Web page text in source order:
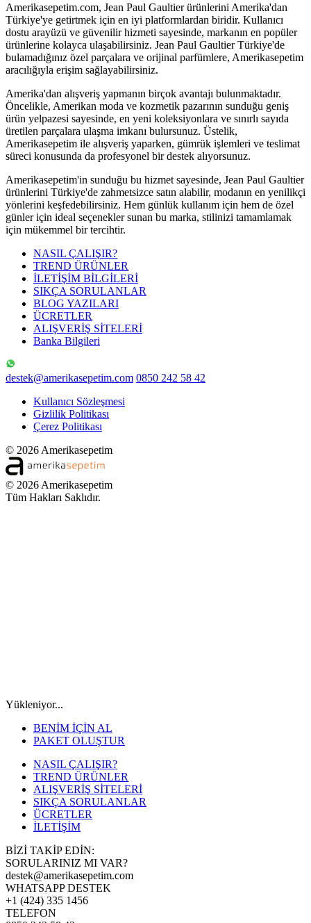
Amerikasepetim.com, Jean Paul Gaultier ürünlerini Amerika'dan
Türkiye'ye getirtmek için en iyi platformlardan biridir. Kullanıcı
dostu arayüzü ve güvenilir hizmeti sayesinde, markanın en popüler
ürünlerine kolayca ulaşabilirsiniz. Jean Paul Gaultier Türkiye'de
bulamadığınız özel parçalara ve orijinal parfümlere, Amerikasepetim
aracılığıyla erişim sağlayabilirsiniz.
Amerika'dan alışveriş yapmanın birçok avantajı bulunmaktadır.
Öncelikle, Amerikan moda ve kozmetik pazarının sunduğu geniş
ürün yelpazesi sayesinde, en yeni koleksiyonlara ve sınırlı sayıda
üretilen parçalara ulaşma imkanı bulursunuz. Üstelik,
Amerikasepetim ile alışveriş yaparken, gümrük işlemleri ve teslimat
süreci konusunda da profesyonel bir destek alıyorsunuz.
Amerikasepetim'in sunduğu bu hizmet sayesinde, Jean Paul Gaultier
ürünlerini Türkiye'de zahmetsizce satın alabilir, modanın en yenilikçi
yönlerini keşfedebilirsiniz. Hem günlük kullanım için hem de özel
günler için ideal seçenekler sunan bu marka, stilinizi tamamlamak
için mükemmel bir tercihtir.
NASIL ÇALIŞIR?
TREND ÜRÜNLER
İLETİŞİM BİLGİLERİ
SIKÇA SORULANLAR
BLOG YAZILARI
ÜCRETLER
ALIŞVERİŞ SİTELERİ
Banka Bilgileri
destek@amerikasepetim.com 0850 242 58 42
Kullanıcı Sözleşmesi
Gizlilik Politikası
Çerez Politikası
© 2026 Amerikasepetim
© 2026 Amerikasepetim
Tüm Hakları Saklıdır.
Yükleniyor...
BENİM İÇİN AL
PAKET OLUŞTUR
NASIL ÇALIŞIR?
TREND ÜRÜNLER
ALIŞVERİŞ SİTELERİ
SIKÇA SORULANLAR
ÜCRETLER
İLETİŞİM
BİZİ TAKİP EDİN:
SORULARINIZ MI VAR?
destek@amerikasepetim.com
WHATSAPP DESTEK
+1 (424) 335 1456
TELEFON